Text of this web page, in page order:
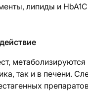
липиды и
так и в печени.